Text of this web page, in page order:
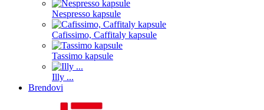
Nespresso kapsule
Cafissimo, Caffitaly kapsule
Tassimo kapsule
Illy ...
Brendovi